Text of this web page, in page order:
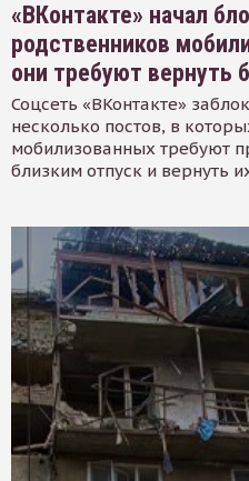
«ВКонтакте» начал
родственников
они требуют вернуть
Соцсеть «ВКонтакте»
несколько постов, в
мобилизованных требуют
близким отпуск и вернуть